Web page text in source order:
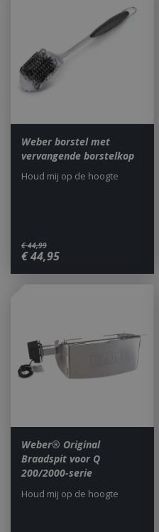
Weber borstel met
vervangende borstelkop
€ 44,99
€44,95
Houd mij op de hoogte
Weber® Original
Braadspit voor Q
200/2000-serie
Houd mij op de hoogte